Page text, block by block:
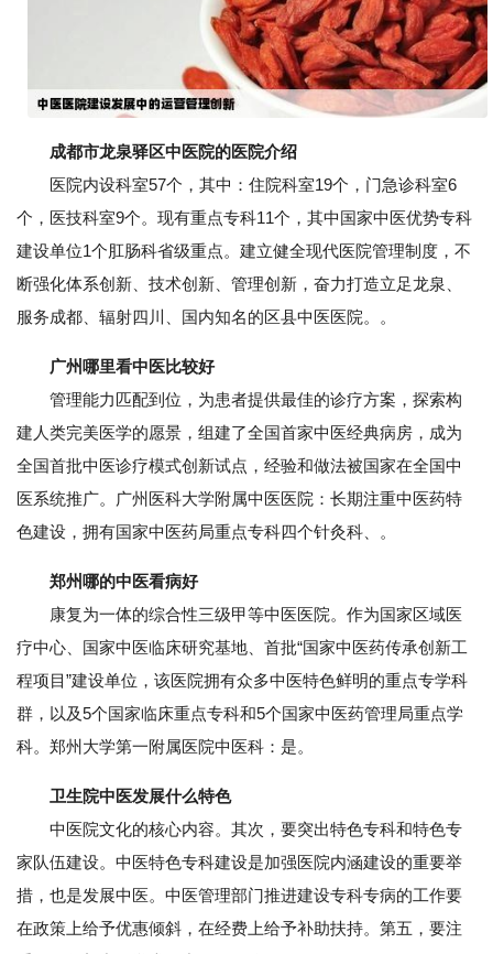
成都市龙泉驿区中医院的医院介绍
医院内设科室57个，其中：住院科室19个，门急诊科室6
个，医技科室9个。现有重点专科11个，其中国家中医优势专科
建设单位1个肛肠科省级重点。建立健全现代医院管理制度，不
断强化体系创新、技术创新、管理创新，奋力打造立足龙泉、
服务成都、辐射四川、国内知名的区县中医医院。。
广州哪里看中医比较好
管理能力匹配到位，为患者提供最佳的诊疗方案，探索构
建人类完美医学的愿景，组建了全国首家中医经典病房，成为
全国首批中医诊疗模式创新试点，经验和做法被国家在全国中
医系统推广。广州医科大学附属中医医院：长期注重中医药特
色建设，拥有国家中医药局重点专科四个针灸科、。
郑州哪的中医看病好
康复为一体的综合性三级甲等中医医院。作为国家区域医
疗中心、国家中医临床研究基地、首批“国家中医药传承创新工
程项目”建设单位，该医院拥有众多中医特色鲜明的重点专学科
群，以及5个国家临床重点专科和5个国家中医药管理局重点学
科。郑州大学第一附属医院中医科：是。
卫生院中医发展什么特色
中医院文化的核心内容。其次，要突出特色专科和特色专
家队伍建设。中医特色专科建设是加强医院内涵建设的重要举
措，也是发展中医。中医管理部门推进建设专科专病的工作要
在政策上给予优惠倾斜，在经费上给予补助扶持。第五，要注